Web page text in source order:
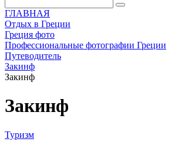
ГЛАВНАЯ
Отдых в Греции
Греция фото
Профессиональные фотографии Греции
Путеводитель
Закинф
Закинф
Закинф
Туризм